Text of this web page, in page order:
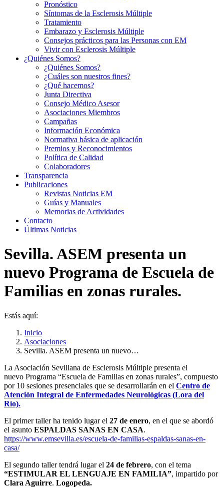
Pronóstico
Síntomas de la Esclerosis Múltiple
Tratamiento
Embarazo y Esclerosis Múltiple
Consejos prácticos para las Personas con EM
Vivir con Esclerosis Múltiple
¿Quiénes Somos?
¿Quiénes Somos?
¿Cuáles son nuestros fines?
¿Qué hacemos?
Junta Directiva
Consejo Médico Asesor
Asociaciones Miembros
Campañas
Información Económica
Normativa básica de aplicación
Premios y Reconocimientos
Política de Calidad
Colaboradores
Transparencia
Publicaciones
Revistas Noticias EM
Guías y Manuales
Memorias de Actividades
Contacto
Últimas Noticias
Sevilla. ASEM presenta un
nuevo Programa de Escuela de
Familias en zonas rurales.
Estás aquí:
Inicio
Asociaciones
Sevilla. ASEM presenta un nuevo…
La Asociación Sevillana de Esclerosis Múltiple presenta el
nuevo Programa “Escuela de Familias en zonas rurales”, compuesto
por 10 sesiones presenciales que se desarrollarán en el Centro de
Atención Integral de Enfermedades Neurológicas (Lora del
Río).
El primer taller ha tenido lugar el 27 de enero, en el que se abordó
el asunto ESPALDAS SANAS EN CASA.
https://www.emsevilla.es/escuela-de-familias-espaldas-sanas-en-
casa/
El segundo taller tendrá lugar el 24 de febrero, con el tema
“ESTIMULAR EL LENGUAJE EN FAMILIA”, impartido por
Clara Aguirre. Logopeda.